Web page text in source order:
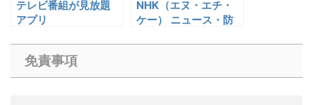
テレビ番組が見放題
アプリ
NHK（エヌ・エチ・
ケー） ニュース・防
免責事項